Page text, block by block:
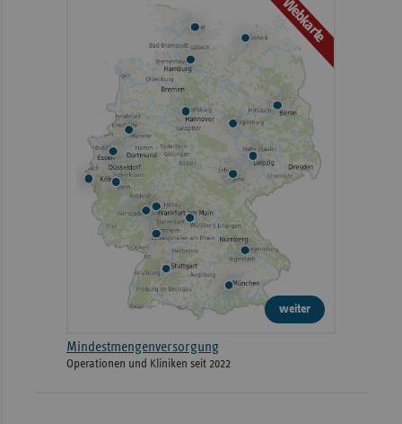
Webkarte
weiter
Mindestmengenversorgung
Operationen und Kliniken seit 2022